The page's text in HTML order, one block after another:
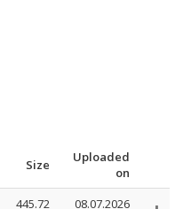
Size
Uploaded
on
445.72 08.07.2026